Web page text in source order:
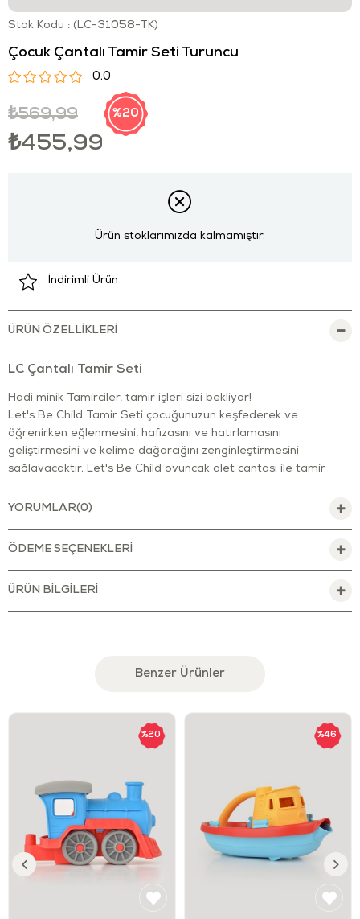
Stok Kodu (LC-31058-TK)
Çocuk Çantalı Tamir Seti Turuncu
0.0
₺569,99
₺455,99
20
Ürün stoklarımızda kalmamıştır.
İndirimli Ürün
ÜRÜN ÖZELLIKLERI
LC Çantalı Tamir Seti
Hadi minik Tamirciler, tamir işleri sizi bekliyor!
Let's Be Child Tamir Seti çocuğunuzun keşfederek ve
öğrenirken eğlenmesini, hafızasını ve hatırlamasını
geliştirmesini ve kelime dağarcığını zenginleştirmesini
sağlayacaktır. Let's Be Child oyuncak alet çantası ile tamir
işlerinde yardım etmek için her şeye sahip olacaksınız. Çekiç,
tornavida, somun anahtarı, testere, vidalar, çiviler, somunlar
çocukların yaratıcı ve maceracı olmalarına, hayal güçlerini
harekete geçirirken fiziksel el becerilerini, el-göz
ve oluşturma becerilerini içerir. Taşınabilir alet çantası
Çantalı Tamir Seti, miniklerin oynayabileceği bir oyuncaktır.
keşfettikleri yeni dünya için güvenli hale getirilmiştir.
Toksin ve kurşun boyası içeren BPA, Phthalates, PVC ve benzer dış
kaplamaları içermeyen oyuncak, FDA standartlarını karşılar.
Çocukların yanlarından ayırmak istemeyeceği bu oyuncağı, özel
çantası sayesinde gittiğimiz her yere rahatlıkla götürebilirsiniz.
Oyuncak sayesinde miniklerin problem çözme yetenekleri artar.
Hayal gücü ve yaratıcılıklarını geliştirir.
YORUMLAR(0)
ÖDEME SEÇENEKLERI
ÜRÜN BILGILERI
Benzer Ürünler
%20 %46